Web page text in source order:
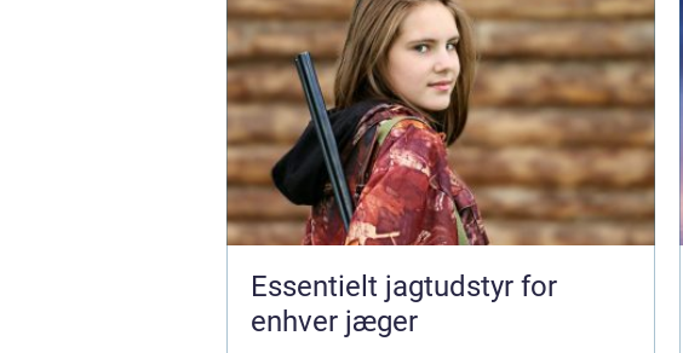
Essentielt jagtudstyr for
enhver jæger